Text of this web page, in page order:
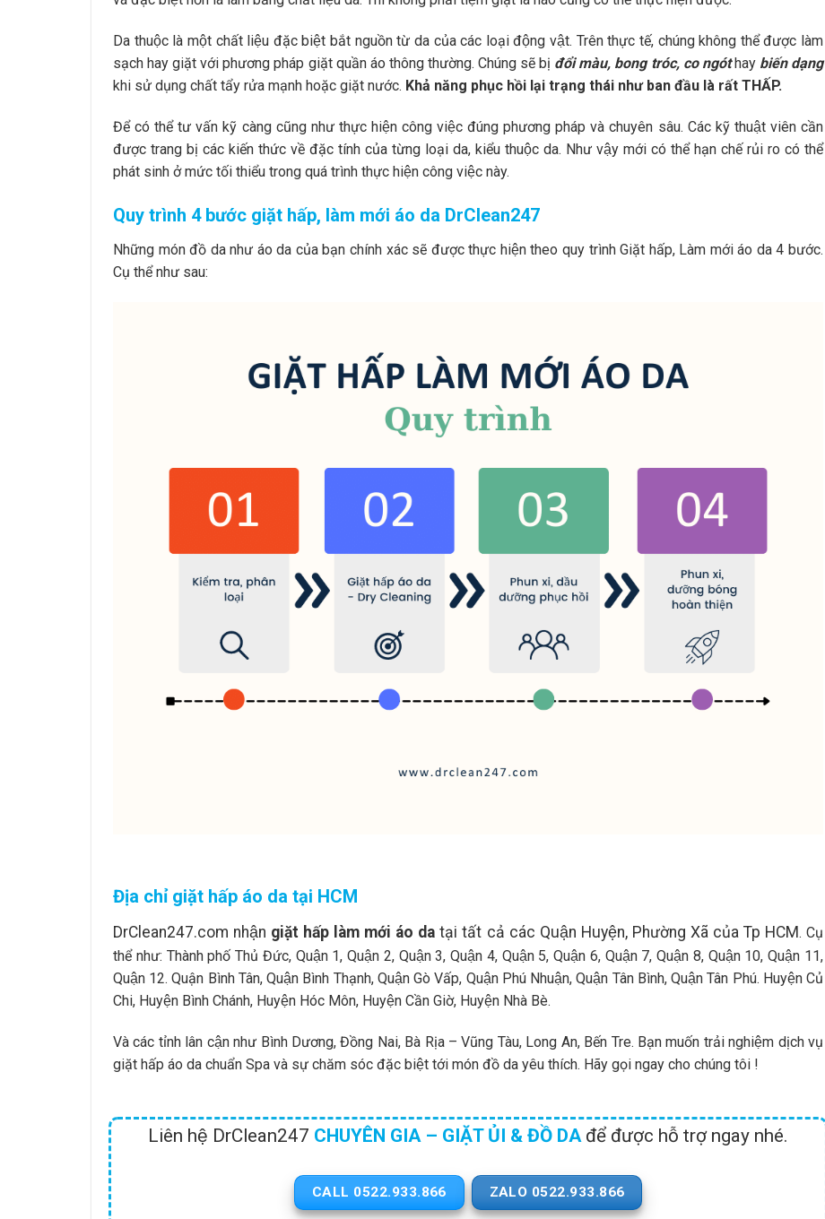
Da thuộc là một chất liệu đặc biệt bắt nguồn từ da của các loại động vật. Trên thực tế, chúng không thể được làm
sạch hay giặt với phương pháp giặt quần áo thông thường. Chúng sẽ bị đổi màu, bong tróc, co ngóthay biến dạng
khi sử dụng chất tẩy rửa mạnh hoặc giặt nước. Khả năng phục hồi lại trạng thái như ban đầu là rất THẤP.
Để có thể tư vấn kỹ càng cũng như thực hiện công việc đúng phương pháp và chuyên sâu. Các kỹ thuật viên cần
được trang bị các kiến thức về đặc tính của từng loại da, kiểu thuộc da. Như vậy mới có thể hạn chế rủi ro có thể
phát sinh ở mức tối thiểu trong quá trình thực hiện công việc này.
Quy trình 4 bước giặt hấp, làm mới áo da DrClean247
Những món đồ da như áo da của bạn chính xác sẽ được thực hiện theo quy trình Giặt hấp, Làm mới áo da 4 bước.
Cụ thể như sau:
Địa chỉ giặt hấp áo da tại HCM
DrClean247.com nhận giặt hấp làm mới áo da tại tất cả các Quận Huyện, Phường Xã của Tp HCM. Cụ
thể như: Thành phố Thủ Đức, Quận 1, Quận 2, Quận 3, Quận 4, Quận 5, Quận 6, Quận 7, Quận 8, Quận 10, Quận 11,
Quận 12. Quận Bình Tân, Quận Bình Thạnh, Quận Gò Vấp, Quận Phú Nhuận, Quận Tân Bình, Quận Tân Phú. Huyện Củ
Chi, Huyện Bình Chánh, Huyện Hóc Môn, Huyện Cần Giờ, Huyện Nhà Bè.
Và các tỉnh lân cận như Bình Dương, Đồng Nai, Bà Rịa – Vũng Tàu, Long An, Bến Tre. Bạn muốn trải nghiệm dịch vụ
giặt hấp áo da chuẩn Spa và sự chăm sóc đặc biệt tới món đồ da yêu thích. Hãy gọi ngay cho chúng tôi !
Liên hệ DrClean247 CHUYÊN GIA – GIẶT ỦI & ĐỒ DA để được hỗ trợ ngay nhé.
CALL 0522.933.866 ZALO 0522.933.866